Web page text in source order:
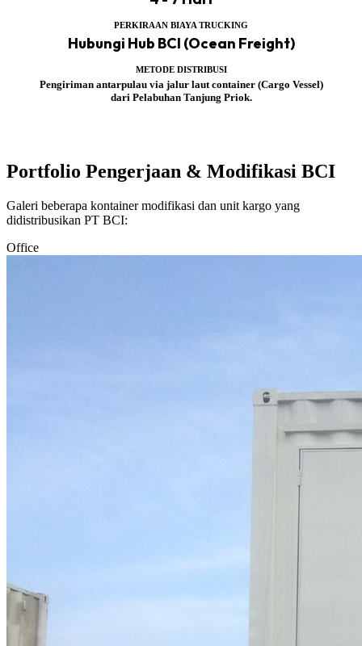
PERKIRAAN BIAYA TRUCKING
Hubungi Hub BCI (Ocean Freight)
METODE DISTRIBUSI
Pengiriman antarpulau via jalur laut container (Cargo Vessel)
dari Pelabuhan Tanjung Priok.
Portfolio Pengerjaan & Modifikasi BCI
Galeri beberapa kontainer modifikasi dan unit kargo yang
didistribusikan PT BCI:
Office